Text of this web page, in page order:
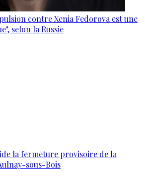
contre Xenia Fedorova est une
selon la Russie
la fermeture provisoire de la
sous-Bois